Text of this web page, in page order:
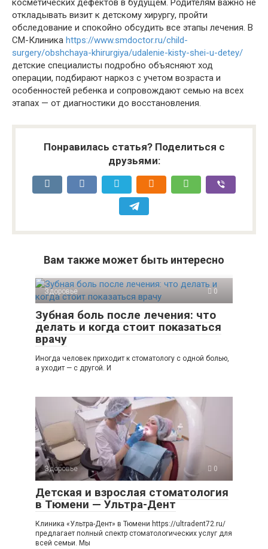
косметических дефектов в будущем. Родителям важно не
откладывать визит к детскому хирургу, пройти
обследование и спокойно обсудить все этапы лечения. В
СМ-Клиника https://www.smdoctor.ru/child-
surgery/obshchaya-khirurgiya/udalenie-kisty-shei-u-detey/
детские специалисты подробно объясняют ход
операции, подбирают наркоз с учетом возраста и
особенностей ребенка и сопровождают семью на всех
этапах — от диагностики до восстановления.
Понравилась статья? Поделиться с
друзьями:
Вам также может быть интересно
Здоровье 0
Зубная боль после лечения: что
делать и когда стоит показаться
врачу
Иногда человек приходит к стоматологу с одной болью,
а уходит — с другой. И
Здоровье 0
Детская и взрослая стоматология
в Тюмени — Ультра-Дент
Клиника «Ультра-Дент» в Тюмени https://ultradent72.ru/
предлагает полный спектр стоматологических услуг для
всей семьи. Мы